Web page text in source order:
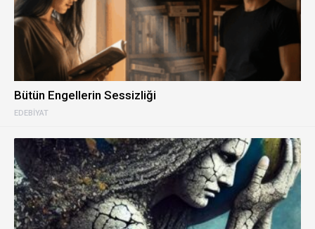
EDEBIYAT
Bütün Engellerin Sessizliği